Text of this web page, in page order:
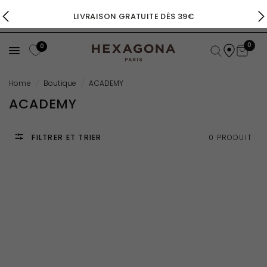
LIVRAISON GRATUITE DÈS 39€
0 0
Home Boutique ACADEMY
ACADEMY
FILTRER ET TRIER 0 PRODUIT